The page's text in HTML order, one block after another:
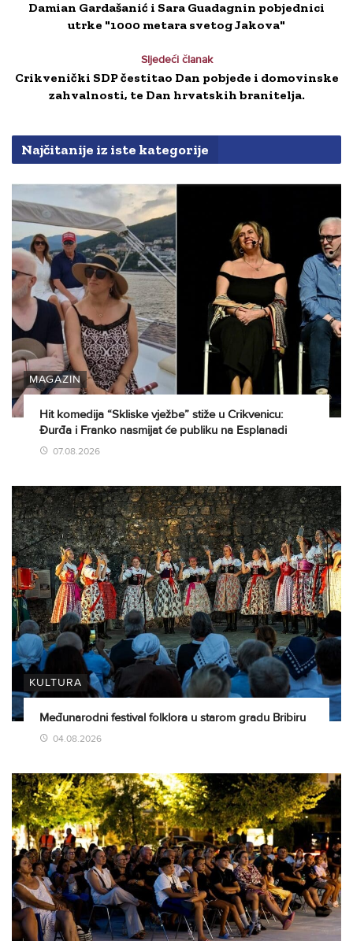
Damian Gardašanić i Sara Guadagnin pobjednici
utrke "1000 metara svetog Jakova"
Sljedeći članak
Crikvenički SDP čestitao Dan pobjede i domovinske
zahvalnosti, te Dan hrvatskih branitelja.
Najčitanije iz iste kategorije
MAGAZIN
Hit komedija “Skliske vježbe” stiže u Crikvenicu:
Đurđa i Franko nasmijat će publiku na Esplanadi
07.08.2026
KULTURA
Međunarodni festival folklora u starom gradu Bribiru
04.08.2026